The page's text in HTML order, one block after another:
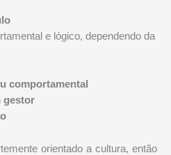
e lógico, dependendo da
comportamental
gestor
orientado a cultura, então